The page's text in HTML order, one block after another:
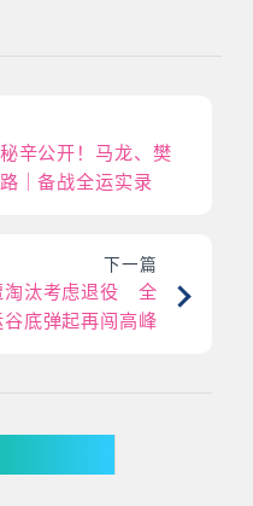
辛公开！马龙、樊
｜备战全运实录
下一篇
汰考虑退役 全
谷底弹起再闯高峰